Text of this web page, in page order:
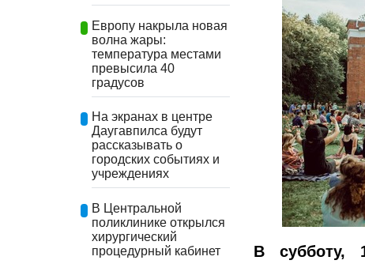
Европу накрыла новая
волна жары:
температура местами
превысила 40
градусов
На экранах в центре
Даугавпилса будут
рассказывать о
городских событиях и
учреждениях
В Центральной
поликлинике открылся
хирургический
процедурный кабинет
В субботу,